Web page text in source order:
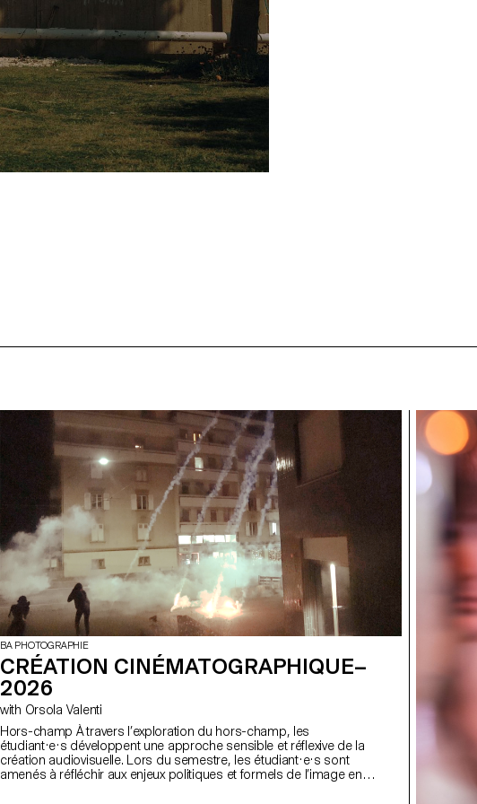
BA PHOTOGRAPHIE
CRÉATION CINÉMATOGRAPHIQUE–
2026
with Orsola Valenti
Hors-champ À travers l’exploration du hors-champ, les
étudiant·e·s développent une approche sensible et réflexive de la
création audiovisuelle. Lors du semestre, les étudiant·e·s sont
amenés à réfléchir aux enjeux politiques et formels de l’image en